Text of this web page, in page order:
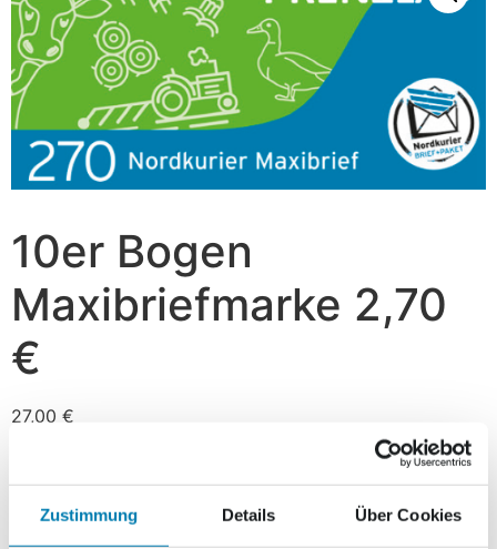
Zustimmung Details Über Cookies
10er Bogen
Maxibriefmarke 2,70
€
27,00 €
In den Warenkorb